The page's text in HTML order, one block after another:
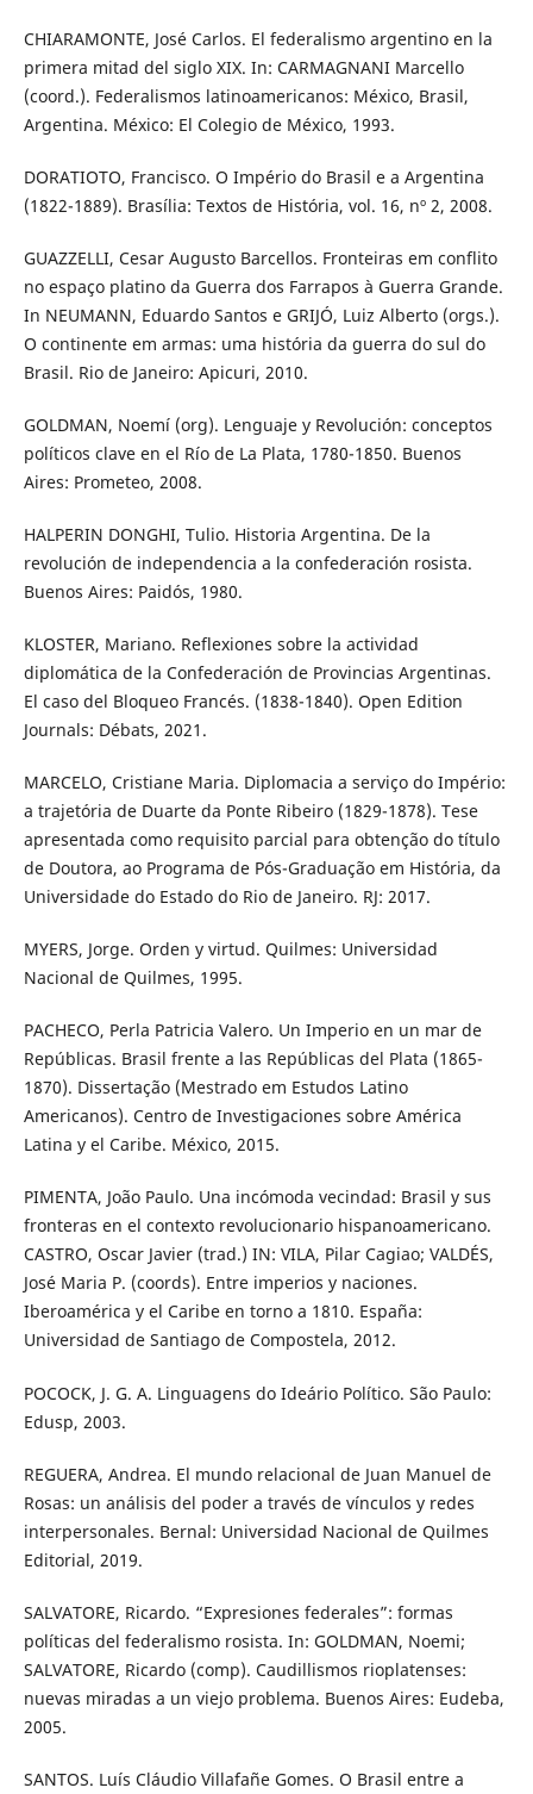
CHIARAMONTE, José Carlos. El federalismo argentino en la
primera mitad del siglo XIX. In: CARMAGNANI Marcello
(coord.). Federalismos latinoamericanos: México, Brasil,
Argentina. México: El Colegio de México, 1993.
DORATIOTO, Francisco. O Império do Brasil e a Argentina
(1822-1889). Brasília: Textos de História, vol. 16, nº 2, 2008.
GUAZZELLI, Cesar Augusto Barcellos. Fronteiras em conflito
no espaço platino da Guerra dos Farrapos à Guerra Grande.
In NEUMANN, Eduardo Santos e GRIJÓ, Luiz Alberto (orgs.).
O continente em armas: uma história da guerra do sul do
Brasil. Rio de Janeiro: Apicuri, 2010.
GOLDMAN, Noemí (org). Lenguaje y Revolución: conceptos
políticos clave en el Río de La Plata, 1780-1850. Buenos
Aires: Prometeo, 2008.
HALPERIN DONGHI, Tulio. Historia Argentina. De la
revolución de independencia a la confederación rosista.
Buenos Aires: Paidós, 1980.
KLOSTER, Mariano. Reflexiones sobre la actividad
diplomática de la Confederación de Provincias Argentinas.
El caso del Bloqueo Francés. (1838-1840). Open Edition
Journals: Débats, 2021.
MARCELO, Cristiane Maria. Diplomacia a serviço do Império:
a trajetória de Duarte da Ponte Ribeiro (1829-1878). Tese
apresentada como requisito parcial para obtenção do título
de Doutora, ao Programa de Pós-Graduação em História, da
Universidade do Estado do Rio de Janeiro. RJ: 2017.
MYERS, Jorge. Orden y virtud. Quilmes: Universidad
Nacional de Quilmes, 1995.
PACHECO, Perla Patricia Valero. Un Imperio en un mar de
Repúblicas. Brasil frente a las Repúblicas del Plata (1865-
1870). Dissertação (Mestrado em Estudos Latino
Americanos). Centro de Investigaciones sobre América
Latina y el Caribe. México, 2015.
PIMENTA, João Paulo. Una incómoda vecindad: Brasil y sus
fronteras en el contexto revolucionario hispanoamericano.
CASTRO, Oscar Javier (trad.) IN: VILA, Pilar Cagiao; VALDÉS,
José Maria P. (coords). Entre imperios y naciones.
Iberoamérica y el Caribe en torno a 1810. España:
Universidad de Santiago de Compostela, 2012.
POCOCK, J. G. A. Linguagens do Ideário Político. São Paulo:
Edusp, 2003.
REGUERA, Andrea. El mundo relacional de Juan Manuel de
Rosas: un análisis del poder a través de vínculos y redes
interpersonales. Bernal: Universidad Nacional de Quilmes
Editorial, 2019.
SALVATORE, Ricardo. “Expresiones federales”: formas
políticas del federalismo rosista. In: GOLDMAN, Noemi;
SALVATORE, Ricardo (comp). Caudillismos rioplatenses:
nuevas miradas a un viejo problema. Buenos Aires: Eudeba,
2005.
SANTOS. Luís Cláudio Villafañe Gomes. O Brasil entre a